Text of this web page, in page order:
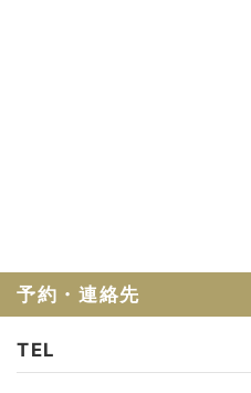
予約・連絡先
TEL